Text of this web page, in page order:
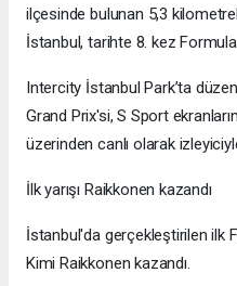
ilçesinde bulunan 5,3
İstanbul, tarihte 8. kez Formula
Intercity İstanbul Park’ta
Grand Prix'si, S Sport
üzerinden canlı olarak
İlk yarışı Raikkonen kazandı
İstanbul'da gerçekleştirilen ilk
Kimi Raikkonen kazandı.